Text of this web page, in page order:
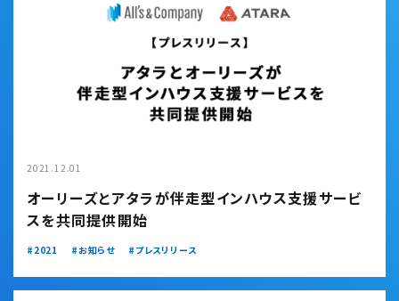
2021.12.01
オーリーズとアタラが伴走型インハウス支援サービ
スを共同提供開始
2021 お知らせ プレスリリース